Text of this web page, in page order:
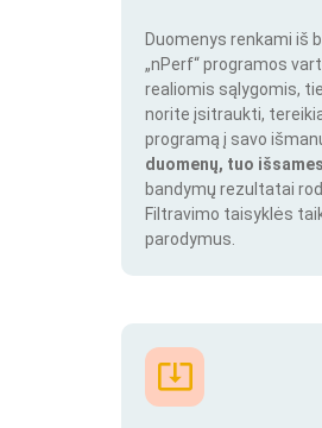
Duomenys renkami iš
„nPerf“ programos
realiomis sąlygomis,
norite įsitraukti,
programą į savo
duomenų, tuo
bandymų rezultatai
Filtravimo taisyklės
parodymus.